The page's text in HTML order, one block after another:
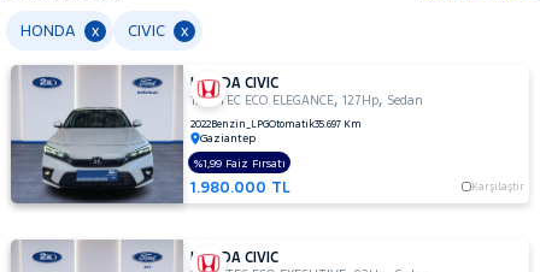
Tüm
Araçlar
AUDI
BMC
BMW
BYD
HONDA x CIVIC x
HONDA CIVIC
1.5 VTEC ECO ELEGANCE,127Hp, Sedan
2022Benzin_LPGOtomatik35.697 Km
Gaziantep
1.980.000 TL Karşılaştır
%1,99 Faiz Fırsatı
HONDA CIVIC